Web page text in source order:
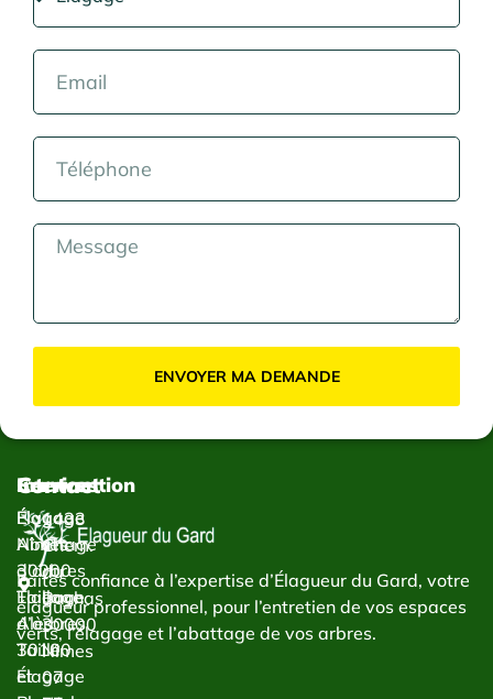
ENVOYER MA DEMANDE
Faites confiance à l’expertise d’Élagueur du Gard, votre
élagueur professionnel, pour l’entretien de vos espaces
verts, l’élagage et l’abattage de vos arbres.
Services
Élagage
Abattage
d’arbres
Taillage
d’arbres
Taille
et
Intervention
Élagage
Nîmes
30000
Élagage
Alès
30100
Élagage
Contact
1433
Chem.
du
Bachas
30000
Nîmes
07